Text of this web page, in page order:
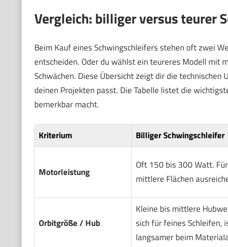
Vergleich: billiger versus teurer
Beim Kauf eines Schwingschleifers stehen oft zwei
entscheiden. Oder du wählst ein teureres Modell mit
Schwächen. Diese Übersicht zeigt dir die
deinen Projekten passt. Die Tabelle listet die
bemerkbar macht.
Kriterium Billiger Schwingschleifer
Motorleistung
Oft 150 bis 300 Watt.
mittlere Flächen
Orbitgröße / Hub
Kleine bis mittlere
sich für feines Schleifen,
langsamer beim